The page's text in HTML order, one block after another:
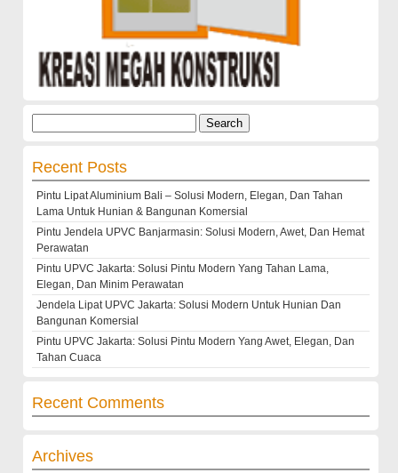
Recent Posts
Pintu Lipat Aluminium Bali – Solusi Modern, Elegan, Dan Tahan
Lama Untuk Hunian & Bangunan Komersial
Pintu Jendela UPVC Banjarmasin: Solusi Modern, Awet, Dan Hemat
Perawatan
Pintu UPVC Jakarta: Solusi Pintu Modern Yang Tahan Lama,
Elegan, Dan Minim Perawatan
Jendela Lipat UPVC Jakarta: Solusi Modern Untuk Hunian Dan
Bangunan Komersial
Pintu UPVC Jakarta: Solusi Pintu Modern Yang Awet, Elegan, Dan
Tahan Cuaca
Recent Comments
Archives